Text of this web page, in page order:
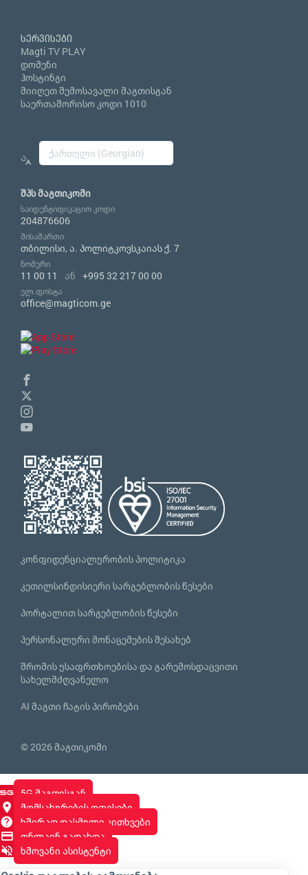
სერვისები
Magti TV PLAY
დომენი
ჰოსტინგი
მიიღეთ შემოსავალი მაგთისგან
საერთაშორისო კოდი 1010
შპს მაგთიკომი
საიდენტიფიკაციო კოდი
204876606
მისამართი
თბილისი, ა. პოლიტკოვსკაიას ქ. 7
ნომერი
11 00 11 ან +995 32 217 00 00
ელ.ფოსტა
office@magticom.ge
კონფიდენციალურობის პოლიტიკა
კეთილსინდისიერი სარგებლობის წესები
პორტალით სარგებლობის წესები
პერსონალური მონაცემების შესახებ
შრომის უსაფრთხოებისა და გარემოსდაცვითი
სახელმძღვანელო
AI მაგთი ჩატის პირობები
© 2026 მაგთიკომი
5G მაგთისგან
მომსახურების ოფისები
ხშირად დასმული კითხვები
ონლაინ გადახდა
ხმოვანი ასისტენტი